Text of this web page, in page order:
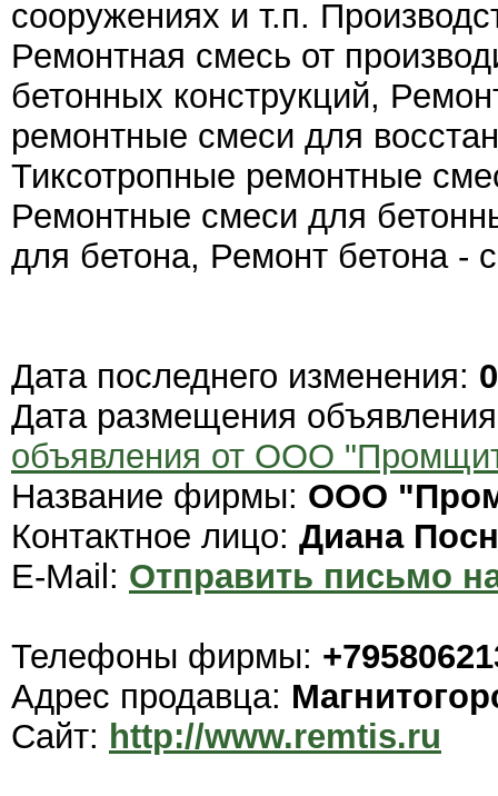
сооружениях и т.п.
Ремонтная смесь от
бетонных конструкций,
ремонтные смеси для
Тиксотропные ремонтные
Ремонтные смеси для
для бетона, Ремонт бетона -
Дата последнего изменения:
Дата размещения
объявления от ООО
Название фирмы: ООО
Контактное лицо: Диана
E-Mail: Отправить письмо
Телефоны фирмы:
Адрес продавца:
Сайт: http://www.remtis.ru